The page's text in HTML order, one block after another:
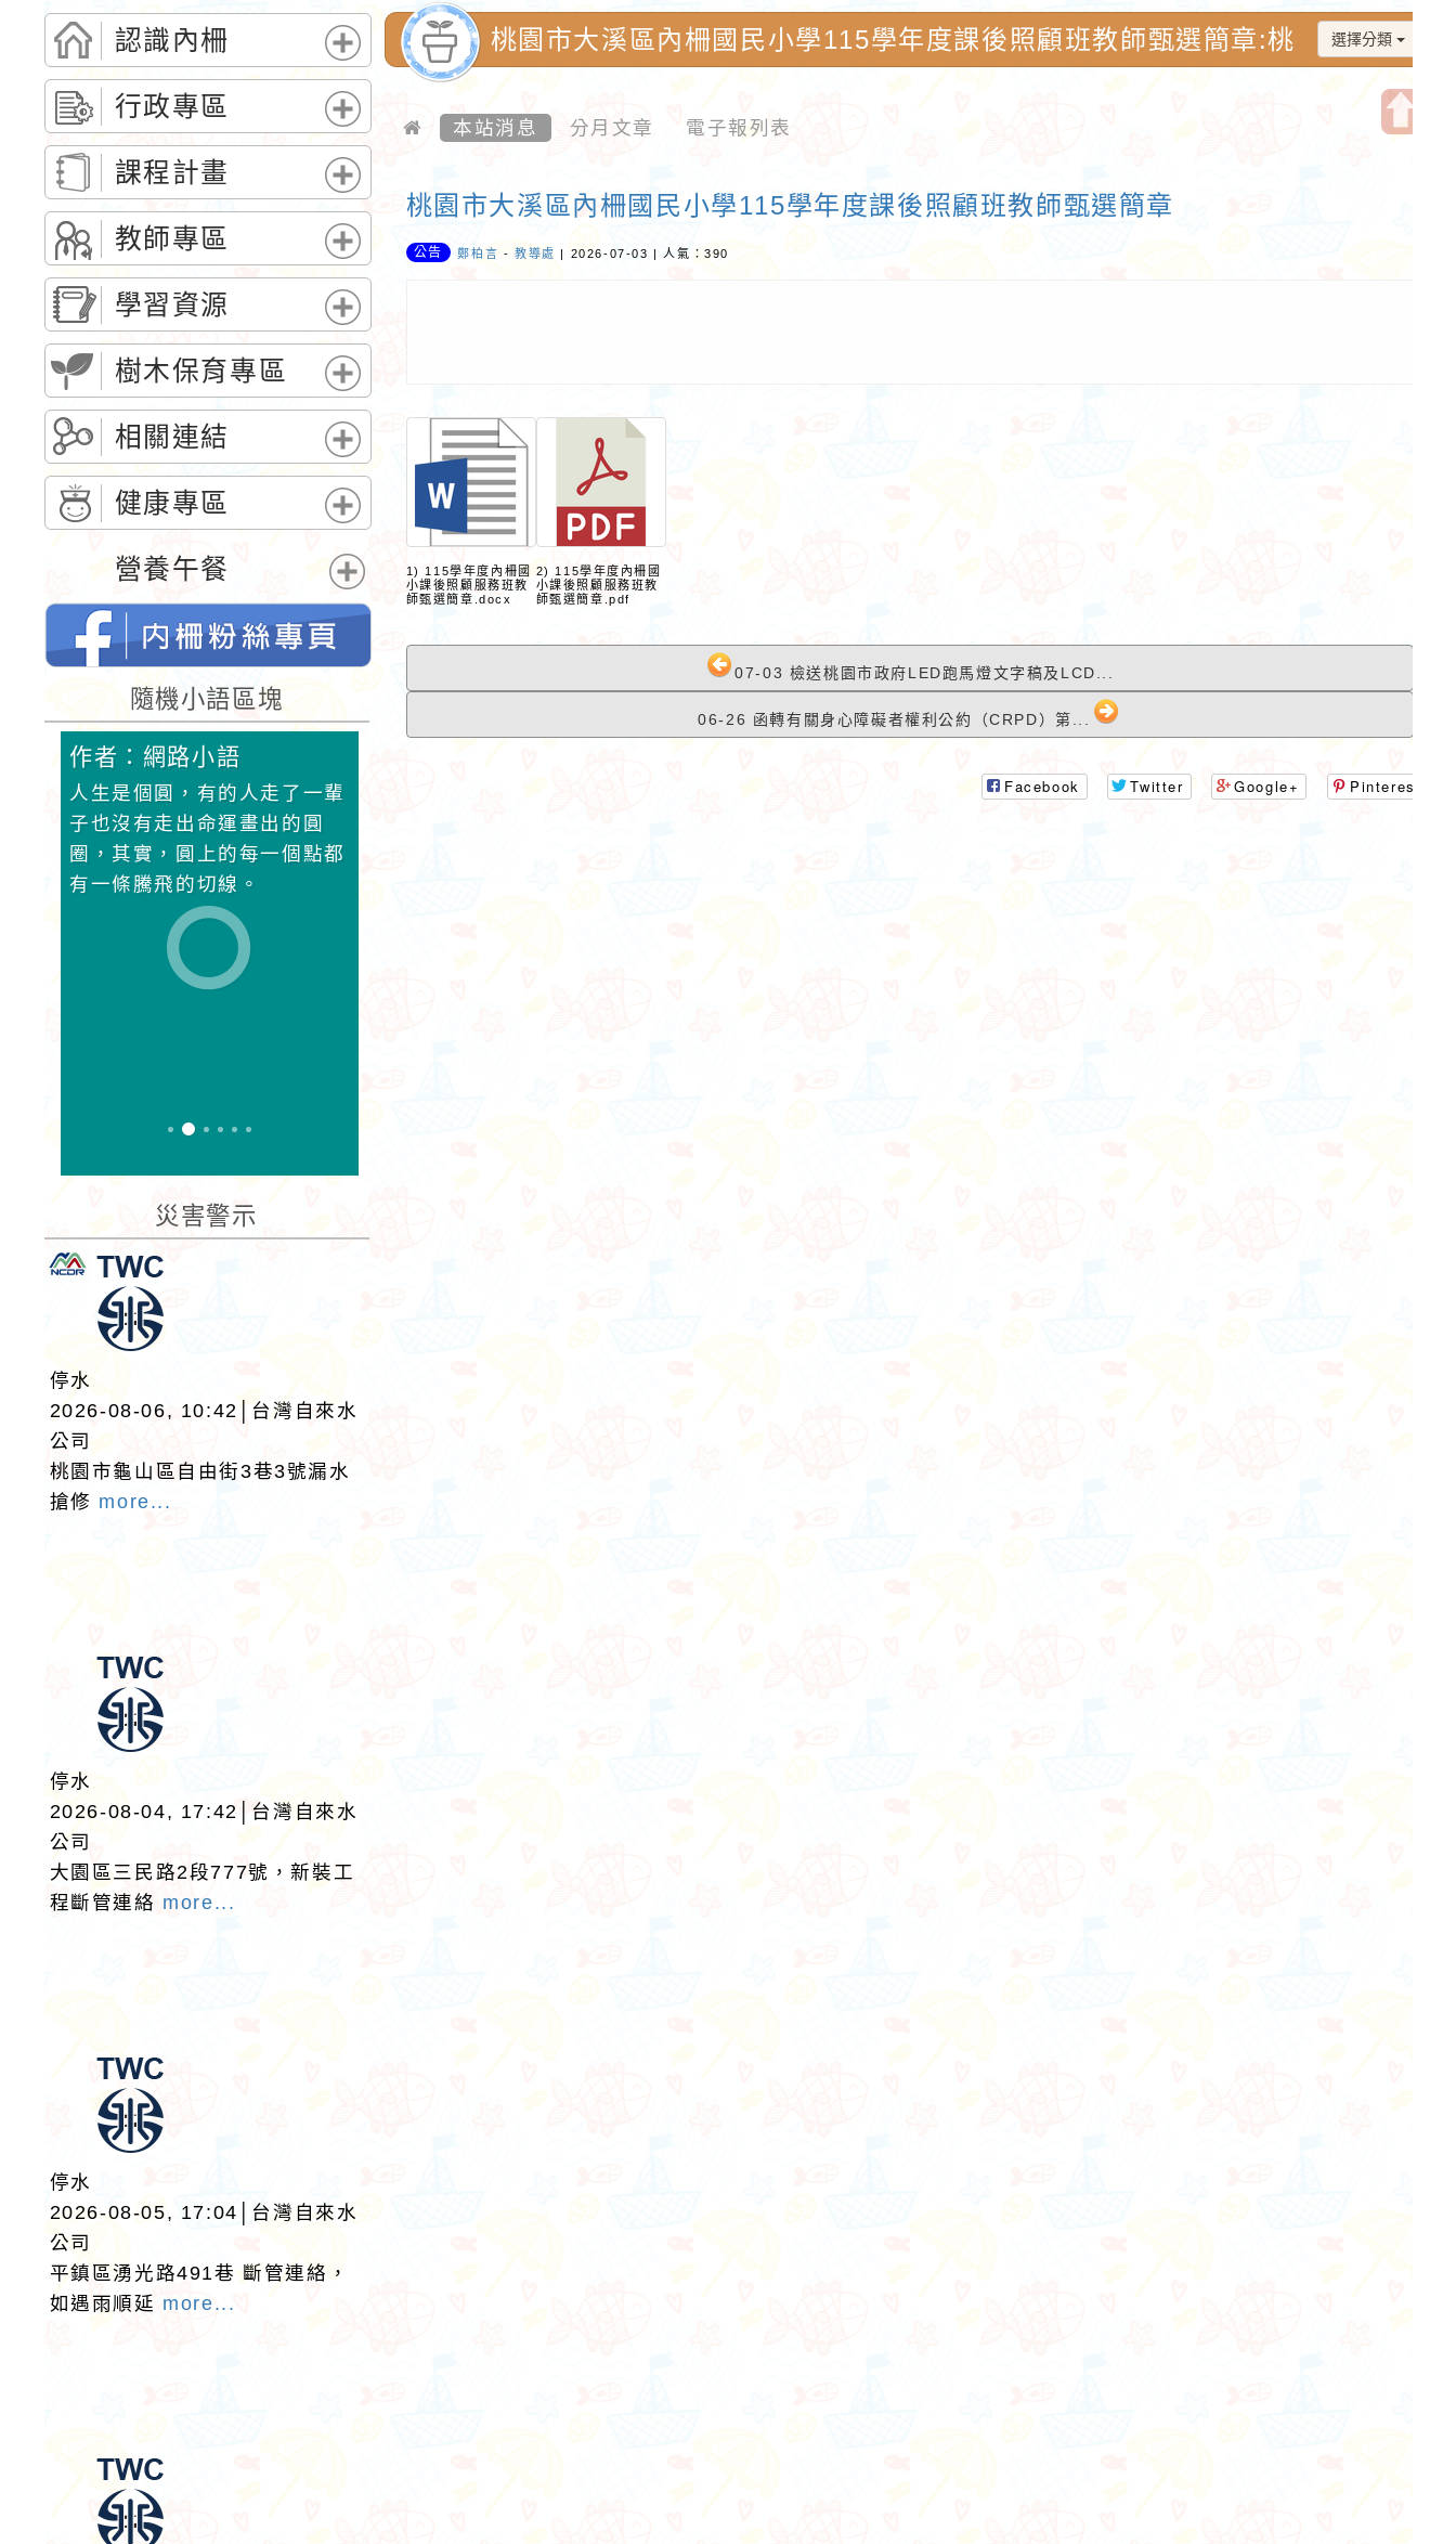
認識內柵
展
開
選
單
行政專區
展
開
選
單
課程計畫
展
開
選
單
教師專區
展
開
選
單
學習資源
展
開
選
單
樹木保育專區
展
開
選
單
相關連結
展
開
選
單
健康專區
展
開
選
單
營養午餐
展
開
選
隨機小語區塊
作者：網路小語
人生是個圓，有的人走了一輩
子也沒有走出命運畫出的圓
圈，其實，圓上的每一個點都
有一條騰飛的切線。
努力不一定馬上看到成果，但
你今天學的每一點
災害警示
停水
2026-08-06, 10:42│台灣自來水
公司
桃園市龜山區自由街3巷3號漏水
搶修 more...
停水
2026-08-04, 17:42│台灣自來水
公司
大園區三民路2段777號，新裝工
程斷管連絡 more...
停水
2026-08-05, 17:04│台灣自來水
公司
平鎮區湧光路491巷 斷管連絡，
如遇雨順延 more...
選擇分類
桃園市大溪區內柵國民小學115學年度課後照顧班教師甄選簡章:桃
本站消息 分月文章 電子報列表
桃園市大溪區內柵國民小學115學年度課後照顧班教師甄選簡章
公告 鄭柏言 - 教導處 | 2026-07-03 | 人氣：390
1) 115學年度內柵國
小課後照顧服務班教
師甄選簡章.docx
2) 115學年度內柵國
小課後照顧服務班教
師甄選簡章.pdf
07-03 檢送桃園市政府LED跑馬燈文字稿及LCD...
06-26 函轉有關身心障礙者權利公約（CRPD）第...
Facebook Twitter Google+ Pinterest